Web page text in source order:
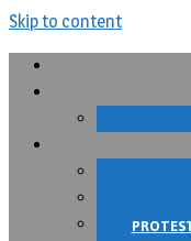
Skip to content